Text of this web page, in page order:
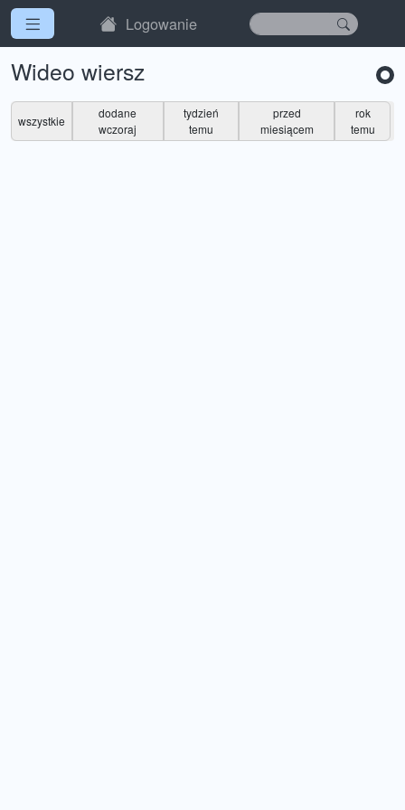
Logowanie
Wideo wiersz
wszystkie
dodane
wczoraj
tydzień
temu
przed
miesiącem
rok
temu